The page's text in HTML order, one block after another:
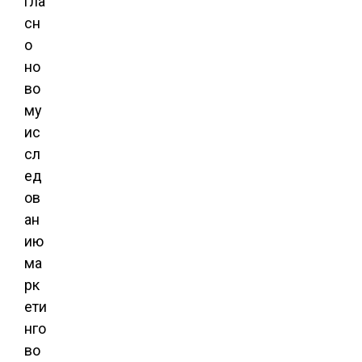
сн
о
но
во
му
ис
сл
ед
ов
ан
ию
ма
рк
ети
нго
во